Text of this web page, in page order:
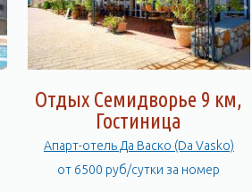
Отдых Семидворье 9 км,
Гостиница
Апарт-отель Да Васко (Da Vasko)
от 6500 руб/сутки за номер